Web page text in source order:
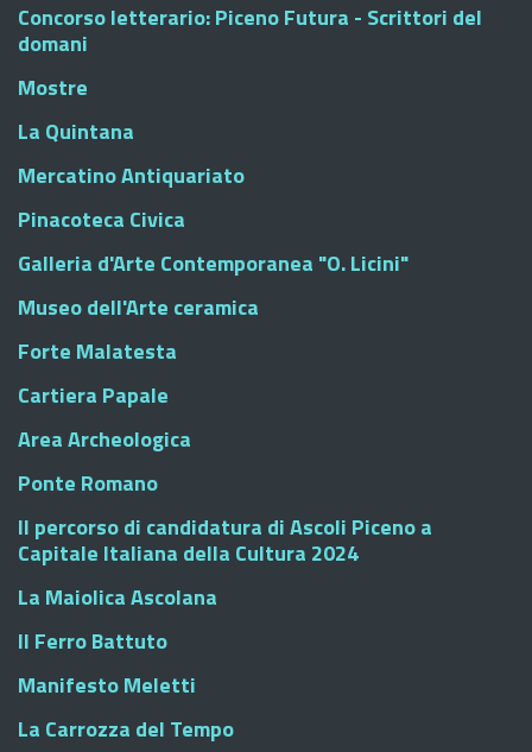
Concorso letterario: Piceno Futura - Scrittori del
domani
Mostre
La Quintana
Mercatino Antiquariato
Pinacoteca Civica
Galleria d'Arte Contemporanea "O. Licini"
Museo dell'Arte ceramica
Forte Malatesta
Cartiera Papale
Area Archeologica
Ponte Romano
Il percorso di candidatura di Ascoli Piceno a
Capitale Italiana della Cultura 2024
La Maiolica Ascolana
Il Ferro Battuto
Manifesto Meletti
La Carrozza del Tempo